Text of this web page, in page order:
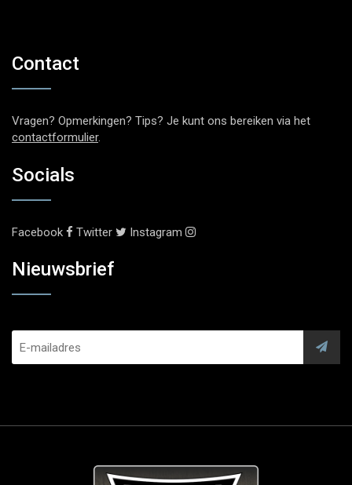
Contact
Vragen? Opmerkingen? Tips? Je kunt ons bereiken via het
contactformulier.
Socials
Facebook Twitter Instagram
Nieuwsbrief